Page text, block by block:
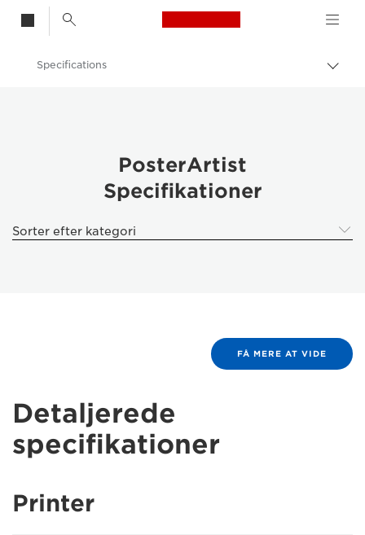
Canon Logo, back
Skift
Erhvervsprodukter
Software til erhverv
Specifications
PosterArtist
Specifikationer
Sorter efter kategori
FÅ MERE AT VIDE
Detaljerede
specifikationer
Printer